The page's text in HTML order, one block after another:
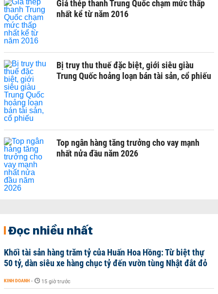
Giá thép thanh Trung Quốc chạm mức thấp
nhất kể từ năm 2016
Bị truy thu thuế đặc biệt, giới siêu giàu
Trung Quốc hoảng loạn bán tài sản, cổ phiếu
Top ngân hàng tăng trưởng cho vay mạnh
nhất nửa đầu năm 2026
Đọc nhiều nhất
Khối tài sản hàng trăm tỷ của Huấn Hoa Hồng: Từ biệt thự
50 tỷ, dàn siêu xe hàng chục tỷ đến vườn tùng Nhật đắt đỏ
KINH DOANH - 15 giờ trước